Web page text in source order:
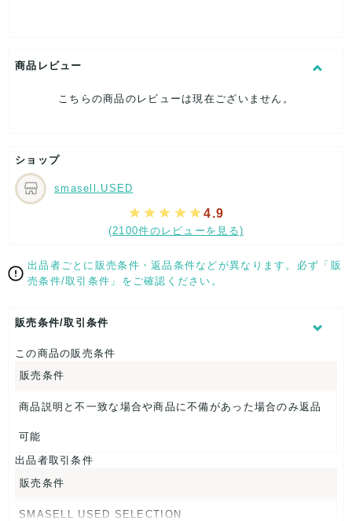
大剣幅：約7cm
[付属品]なし
目立った傷や汚れなし
ダメージがある場合はできる限り、撮影しておりますので、
ご確認下さいませ。
【 サイズ・容量 】
【 生産地 】
【 素材・成分 】
【 商品札 】
商品レビュー
こちらの商品のレビューは現在ございません。
ショップ
smasell.USED
4.9
(2100件のレビューを見る)
出品者ごとに販売条件・返品条件などが異なります。必ず「販
売条件/取引条件」をご確認ください。
販売条件/取引条件
この商品の販売条件
販売条件
商品説明と不一致な場合や商品に不備があった場合のみ返品
可能
出品者取引条件
販売条件
SMASELL USED SELECTION